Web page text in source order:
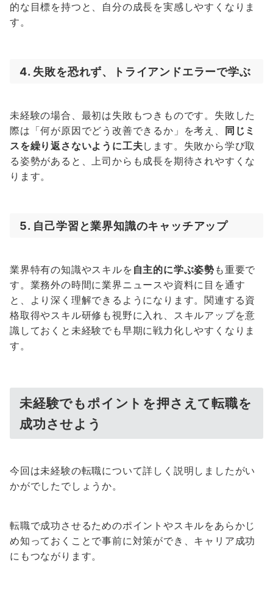
的な目標を持つと、自分の成長を実感しやすくなりま
す。
4. 失敗を恐れず、トライアンドエラーで学ぶ
未経験の場合、最初は失敗もつきものです。失敗した
際は「何が原因でどう改善できるか」を考え、
同じミ
スを繰り返さないように工夫します。失敗から学び取
る姿勢があると、上司からも成長を期待されやすくな
ります。
5. 自己学習と業界知識のキャッチアップ
業界特有の知識やスキルを 自主的に学ぶ姿勢 も重要で
す。業務外の時間に業界ニュースや資料に目を通す
と、より深く理解できるようになります。関連する資
格取得やスキル研修も視野に入れ、スキルアップを意
識しておくと未経験でも早期に戦力化しやすくなりま
す。
未経験でもポイントを押さえて転職を
成功させよう
今回は未経験の転職について詳しく説明しましたがい
かがでしたでしょうか。
転職で成功させるためのポイントやスキルをあらかじ
め知っておくことで事前に対策ができ、キャリア成功
にもつながります。